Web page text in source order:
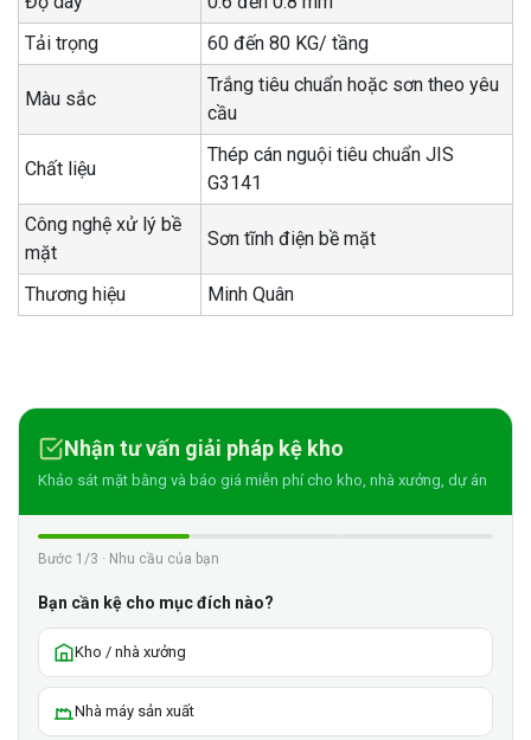
Tải trọng
60 đến 80 KG/ tầng
Màu sắc
Trắng tiêu chuẩn hoặc sơn theo yêu
cầu
Chất liệu
Thép cán nguội tiêu chuẩn JIS
G3141
Công nghệ xử lý bề
mặt
Sơn tĩnh điện bề mặt
Thương hiệu Minh Quân
Nhận tư vấn giải pháp kệ kho
Khảo sát mặt bằng và báo giá miễn phí cho kho, nhà xưởng, dự án
Bước 1/3 · Nhu cầu của bạn
Bạn cần kệ cho mục đích nào?
Kho / nhà xưởng
Nhà máy sản xuất